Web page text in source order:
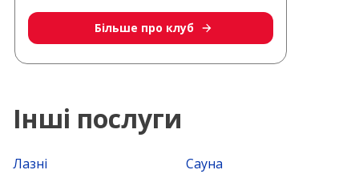
Більше про клуб
Інші послуги
Лазні
Сауна